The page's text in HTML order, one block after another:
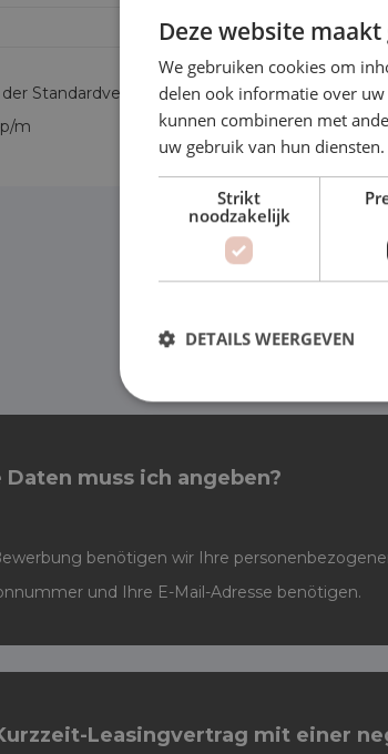
Standardversion
p/m
Automatisch
Preis basiert auf
von € 629 p/
Ohne MwSt.
Daten muss ich angeben?
benötigen wir Ihre
und Ihre E-Mail-Adresse benötigen.
Leasingvertrag mit einer
Deze website
We gebruiken cookies om
delen ook informatie over
kunnen combineren met
uw gebruik van hun diensten.
Strikt
noodzakelijk
DETAILS WEERGEVEN